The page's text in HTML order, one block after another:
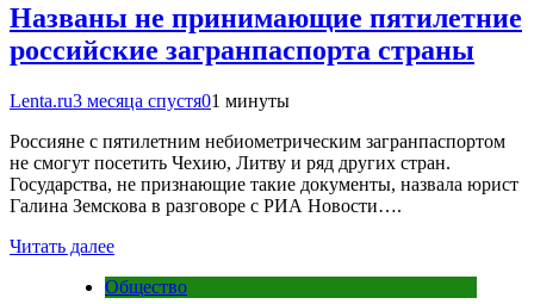
Названы не принимающие пятилетние
российские загранпаспорта страны
Lenta.ru3 месяца спустя01 минуты
Россияне с пятилетним небиометрическим загранпаспортом
не смогут посетить Чехию, Литву и ряд других стран.
Государства, не признающие такие документы, назвала юрист
Галина Земскова в разговоре с РИА Новости….
Читать далее
Общество